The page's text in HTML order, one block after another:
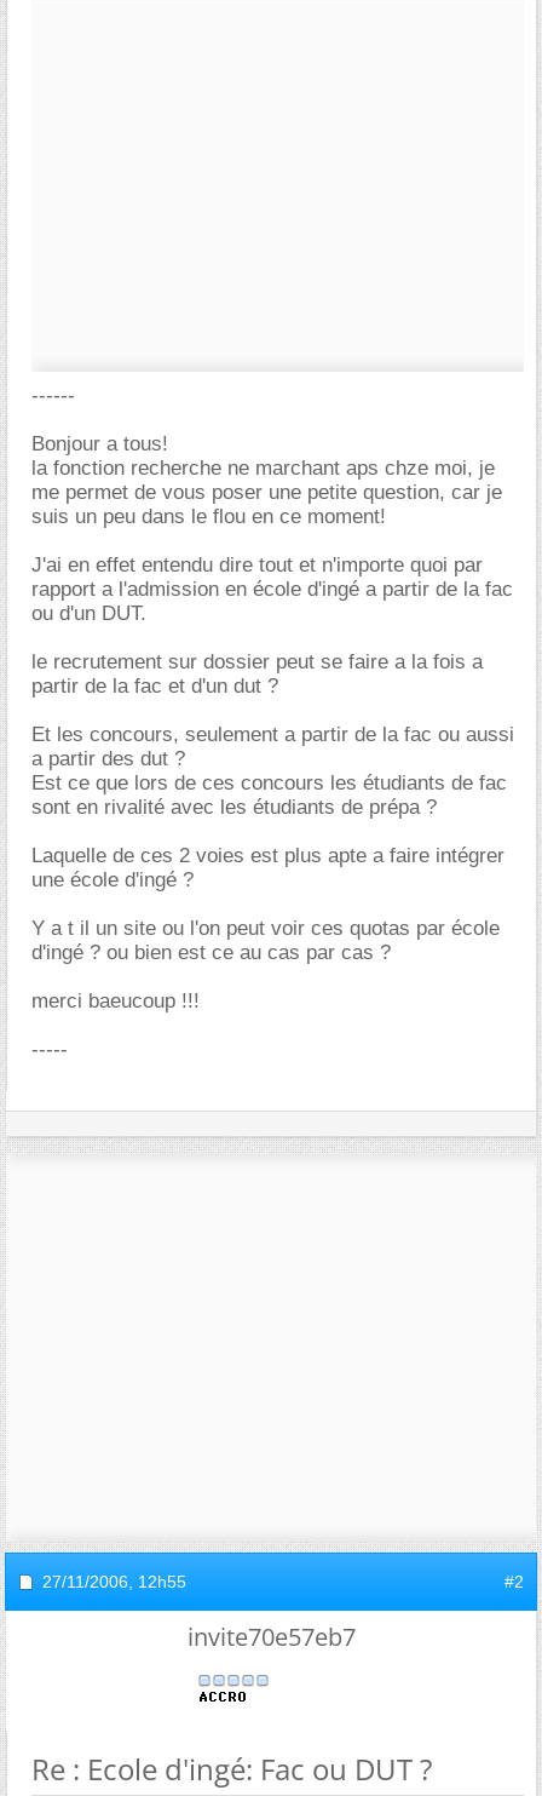
------
Bonjour a tous!
la fonction recherche ne marchant aps chze moi, je
me permet de vous poser une petite question, car je
suis un peu dans le flou en ce moment!
J'ai en effet entendu dire tout et n'importe quoi par
rapport a l'admission en école d'ingé a partir de la fac
ou d'un DUT.
le recrutement sur dossier peut se faire a la fois a
partir de la fac et d'un dut ?
Et les concours, seulement a partir de la fac ou aussi
a partir des dut ?
Est ce que lors de ces concours les étudiants de fac
sont en rivalité avec les étudiants de prépa ?
Laquelle de ces 2 voies est plus apte a faire intégrer
une école d'ingé ?
Y a t il un site ou l'on peut voir ces quotas par école
d'ingé ? ou bien est ce au cas par cas ?
merci baeucoup !!!
-----
27/11/2006, 12h55 #2
invite70e57eb7
Re : Ecole d'ingé: Fac ou DUT ?